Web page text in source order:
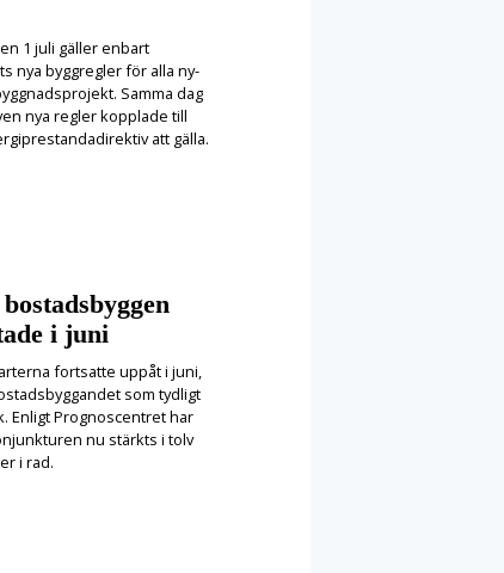
1 juli gäller enbart
nya byggregler för alla ny-
Samma dag
nya regler kopplade till
att gälla.
i juni
fortsatte uppåt i juni,
som tydligt
Enligt Prognoscentret har
nu stärkts i tolv
i rad.